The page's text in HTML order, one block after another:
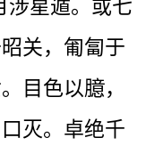
涉星遁。或七
关，匍匐于
目色以臆，
灭。卓绝千